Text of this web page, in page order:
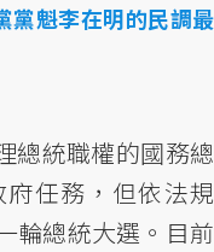
魁李在明的民調最
總統職權的國務總
任務，但依法規
輪總統大選。目前